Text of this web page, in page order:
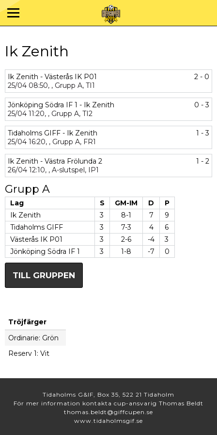
Ik Zenith
Ik Zenith - Västerås IK P01
2 - 0
25/04 08:50, , Grupp A, TI1
Jönköping Södra IF 1 - Ik Zenith
0 - 3
25/04 11:20, , Grupp A, TI2
Tidaholms GIFF - Ik Zenith
1 - 3
25/04 16:20, , Grupp A, FR1
Ik Zenith - Västra Frölunda 2
1 - 2
26/04 12:10, , A-slutspel, IP1
Grupp A
Lag S GM-IM D
P
Ik Zenith
3 8-1 7
9
Tidaholms GIFF
3 7-3 4
6
Västerås IK P01
3 2-6 -4
3
Jönköping Södra IF 1
3 1-8 -7 0
TILL GRUPPEN
Tröjfärger
Ordinarie: Grön
Reserv 1: Vit
Tidaholms G&IF, Box 35, 522 21 Tidaholm
För mer information kontakta cup-ansvarig Thomas Beldt
thomas.beldt@giffcupen.se
www.tidaholmsgif.se